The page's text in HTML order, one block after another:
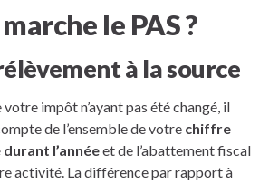
le PAS ?
à la source
impôt n’ayant pas été changé, il
de l’ensemble de votre chiffre
l’annéeet de l’abattement fiscal
activité. La différence par rapport à